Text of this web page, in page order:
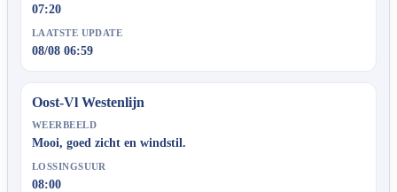
07:20
LAATSTE UPDATE
08/08 06:59
Oost-Vl Westenlijn
WEERBEELD
Mooi, goed zicht en windstil.
LOSSINGSUUR
08:00